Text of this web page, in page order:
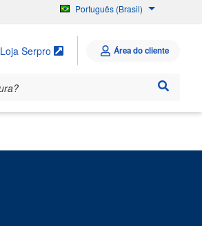
Português (Brasil)
Loja Serpro Área do cliente